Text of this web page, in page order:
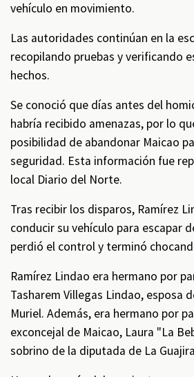
vehículo en movimiento.
Las autoridades continúan en la
recopilando pruebas y verificando
hechos.
Se conoció que días antes del
habría recibido amenazas, por lo
posibilidad de abandonar Maicao
seguridad. Esta información fue
local Diario del Norte.
Tras recibir los disparos, Ramírez
conducir su vehículo para escapar
perdió el control y terminó
Ramírez Lindao era hermano por
Tasharem Villegas Lindao, esposa
Muriel. Además, era hermano por
exconcejal de Maicao, Laura "La
sobrino de la diputada de La